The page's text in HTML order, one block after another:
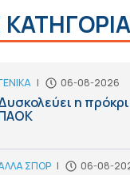
| 06-08-2026
η
ΣΠΟΡ | 06-08-